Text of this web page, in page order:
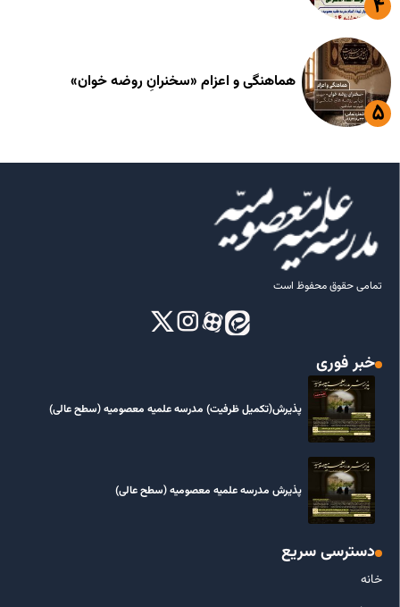
هماهنگی و اعزام «سخنرانِ روضه خوان»
تمامی حقوق محفوظ است
خبر فوری
پذیرش(تکمیل ظرفیت) مدرسه علمیه معصومیه‌ (سطح عالی)
پذیرش مدرسه علمیه معصومیه‌ (سطح عالی)
دسترسی سریع
خانه